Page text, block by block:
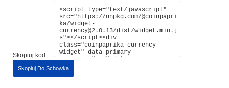
Skopiuj kod:
Skopiuj Do Schowka